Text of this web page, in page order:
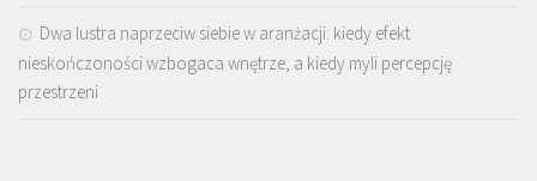
Dwa lustra naprzeciw siebie w aranżacji: kiedy efekt
nieskończoności wzbogaca wnętrze, a kiedy myli percepcję
przestrzeni